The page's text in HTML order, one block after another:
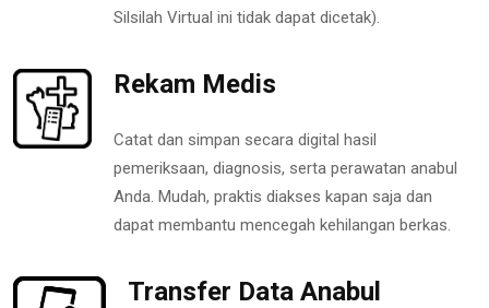
Silsilah Virtual ini tidak dapat dicetak).
Rekam Medis
Catat dan simpan secara digital hasil
pemeriksaan, diagnosis, serta perawatan anabul
Anda. Mudah, praktis diakses kapan saja dan
dapat membantu mencegah kehilangan berkas.
Transfer Data Anabul